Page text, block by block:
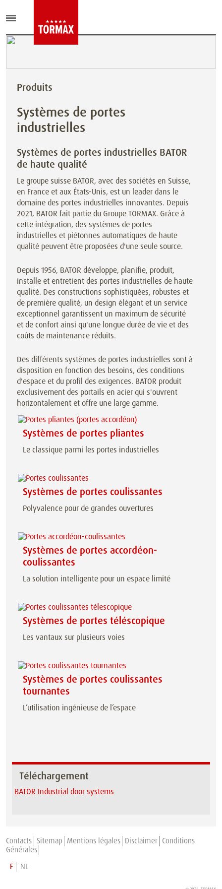
Produits
Systèmes de portes
industrielles
Systèmes de portes industrielles BATOR
de haute qualité
Le groupe suisse BATOR, avec des sociétés en Suisse,
en France et aux États-Unis, est un leader dans le
domaine des portes industrielles innovantes. Depuis
2021, BATOR fait partie du Groupe TORMAX. Grâce à
cette intégration, des systèmes de portes
industrielles et piétonnes automatiques de haute
qualité peuvent être proposées d'une seule source.
Depuis 1956, BATOR développe, planifie, produit,
installe et entretient des portes industrielles de haute
qualité. Des constructions sophistiquées, robustes et
de première qualité, un design élégant et un service
exceptionnel garantissent un maximum de sécurité
et de confort ainsi qu'une longue durée de vie et des
coûts de maintenance réduits.
Des différents systèmes de portes industrielles sont à
disposition en fonction des besoins, des conditions
d'espace et du profil des exigences. BATOR produit
exclusivement des portails en acier qui s'ouvrent
horizontalement et offre une large gamme.
Systèmes de portes pliantes
Le classique parmi les portes industrielles
Systèmes de portes coulissantes
Polyvalence pour de grandes ouvertures
Systèmes de portes accordéon-
coulissantes
La solution intelligente pour un espace limité
Systèmes de portes téléscopique
Les vantaux sur plusieurs voies
Systèmes de portes coulissantes
tournantes
L’utilisation ingénieuse de l’espace
Téléchargement
BATOR Industrial door systems
Contacts Sitemap Mentions légales Disclaimer Conditions
Générales
F
NL